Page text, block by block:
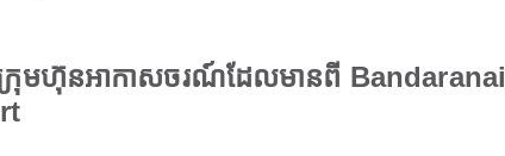
ក្រុមហ៊ុនអាកាសចរណ៍ដែលមានពី